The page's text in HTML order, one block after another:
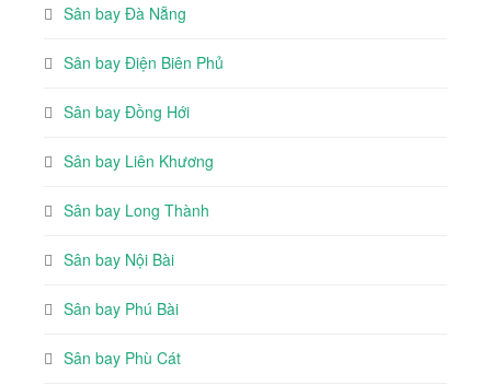
Sân bay Đà Nẵng
Sân bay Điện Biên Phủ
Sân bay Đồng Hới
Sân bay Liên Khương
Sân bay Long Thành
Sân bay Nội Bài
Sân bay Phú Bài
Sân bay Phù Cát